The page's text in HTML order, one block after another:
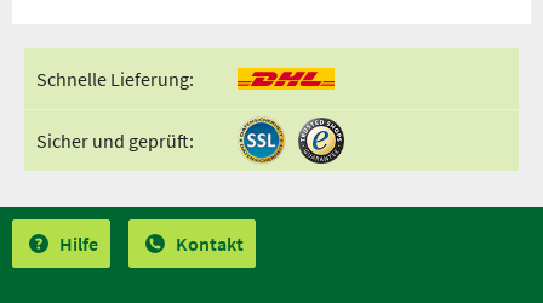
Schnelle Lieferung:
Sicher und geprüft:
Hilfe Kontakt